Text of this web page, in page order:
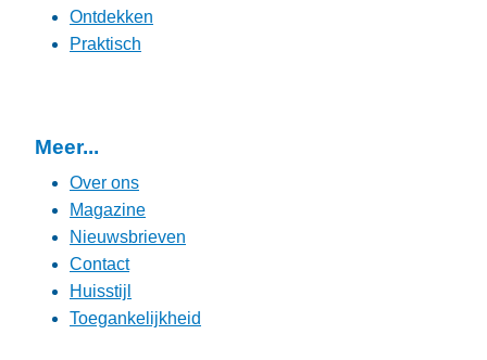
Ontdekken
Praktisch
Meer...
Over ons
Magazine
Nieuwsbrieven
Contact
Huisstijl
Toegankelijkheid